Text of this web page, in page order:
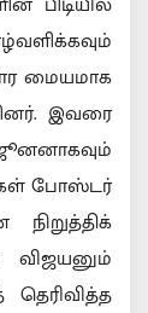
மையமாக
இவரை
போஸ்டர்
விஜயனும்